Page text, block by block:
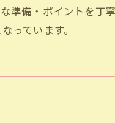
準備・ポイントを丁
っています。